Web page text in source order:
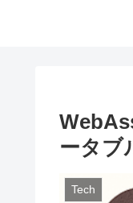
ータブ
Tech